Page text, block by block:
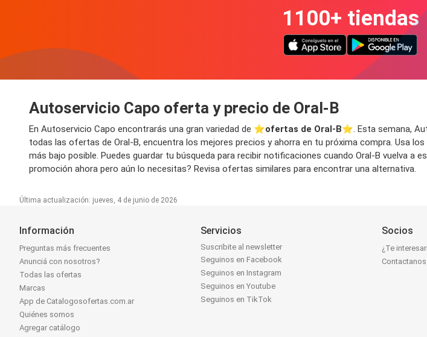
1100+ tiendas
Autoservicio Capo oferta y precio de Oral-B
En Autoservicio Capo encontrarás una gran variedad de ⭐️ofertas de Oral-B⭐️. Esta semana,
todas las ofertas de Oral-B, encuentra los mejores precios y ahorra en tu próxima compra. Usa
más bajo posible. Puedes guardar tu búsqueda para recibir notificaciones cuando Oral-B vuelva
promoción ahora pero aún lo necesitas? Revisa ofertas similares para encontrar una alternativa.
Última actualización: jueves, 4 de junio de 2026
Información
Preguntas más frecuentes
Anunciá con nosotros?
Todas las ofertas
Marcas
App de Catalogosofertas.com.ar
Quiénes somos
Agregar catálogo
Servicios
Suscribite al newsletter
Seguinos en Facebook
Seguinos en Instagram
Seguinos en Youtube
Seguinos en TikTok
Socios
¿Te
Contactanos